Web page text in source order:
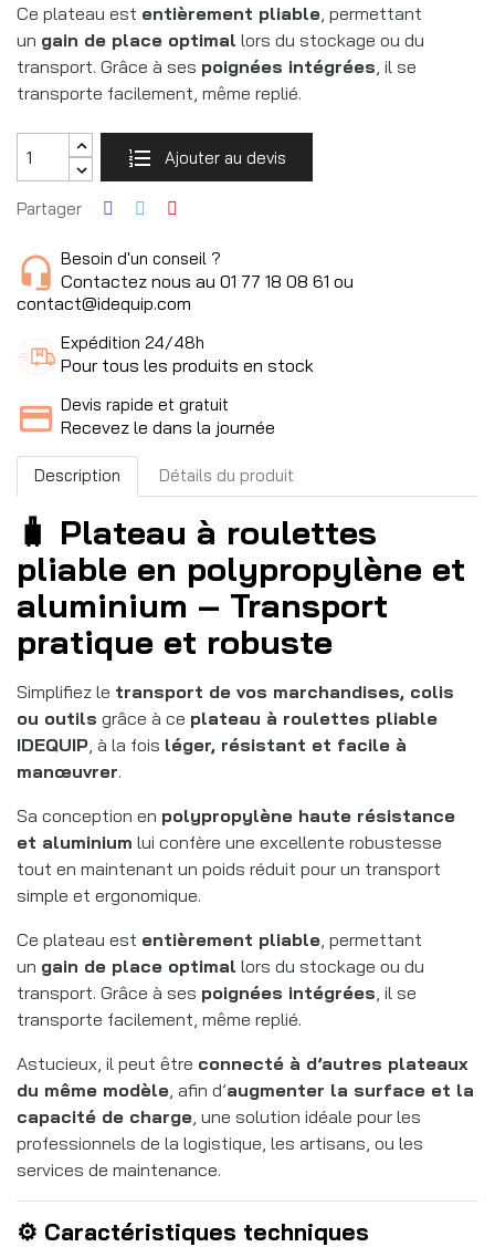
Ce plateau est entièrement pliable, permettant
un gain de place optimal lors du stockage ou du
transport. Grâce à ses poignées intégrées, il se
transporte facilement, même replié.
Ajouter au devis
Partager
Besoin d'un conseil ?
Contactez nous au 01 77 18 08 61 ou
contact@idequip.com
Expédition 24/48h
Pour tous les produits en stock
Devis rapide et gratuit
Recevez le dans la journée
Description Détails du produit
🧳 Plateau à roulettes
pliable en polypropylène et
aluminium – Transport
pratique et robuste
Simplifiez le transport de vos marchandises, colis
ou outils grâce à ce plateau à roulettes pliable
IDEQUIP , à la fois léger, résistant et facile à
manœuvrer.
Sa conception en polypropylène haute résistance
et aluminium lui confère une excellente robustesse
tout en maintenant un poids réduit pour un transport
simple et ergonomique.
Ce plateau est entièrement pliable , permettant
un gain de place optimal lors du stockage ou du
transport. Grâce à ses poignées intégrées , il se
transporte facilement, même replié.
Astucieux, il peut être connecté à d’autres plateaux
du même modèle , afin d’augmenter la surface et la
capacité de charge , une solution idéale pour les
professionnels de la logistique, les artisans, ou les
services de maintenance.
⚙️ Caractéristiques techniques